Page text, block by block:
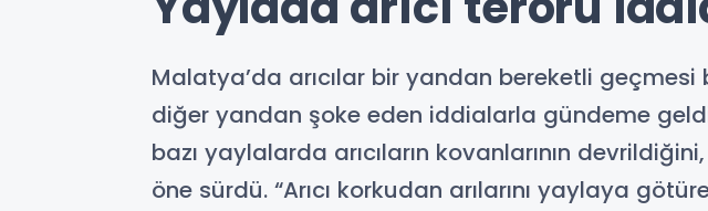
Malatya’da arıcılar bir yandan bereketli geçmesi
diğer yandan şoke eden iddialarla gündeme
bazı yaylalarda arıcıların kovanlarının
öne sürdü. “Arıcı korkudan arılarını yaylaya